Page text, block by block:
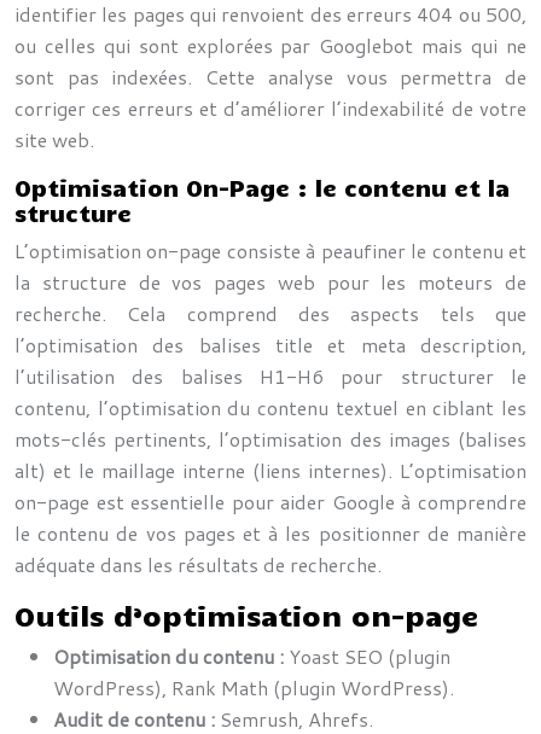
identifier les pages qui renvoient des erreurs 404 ou 500,
ou celles qui sont explorées par Googlebot mais qui ne
sont pas indexées. Cette analyse vous permettra de
corriger ces erreurs et d’améliorer l’indexabilité de votre
site web.
Optimisation On-Page : le contenu et la
structure
L’optimisation on-page consiste à peaufiner le contenu et
la structure de vos pages web pour les moteurs de
recherche. Cela comprend des aspects tels que
l’optimisation des balises title et meta description,
l’utilisation des balises H1-H6 pour structurer le
contenu, l’optimisation du contenu textuel en ciblant les
mots-clés pertinents, l’optimisation des images (balises
alt) et le maillage interne (liens internes). L’optimisation
on-page est essentielle pour aider Google à comprendre
le contenu de vos pages et à les positionner de manière
adéquate dans les résultats de recherche.
Outils d’optimisation on-page
Optimisation du contenu : Yoast SEO (plugin
WordPress), Rank Math (plugin WordPress).
Audit de contenu : Semrush, Ahrefs.